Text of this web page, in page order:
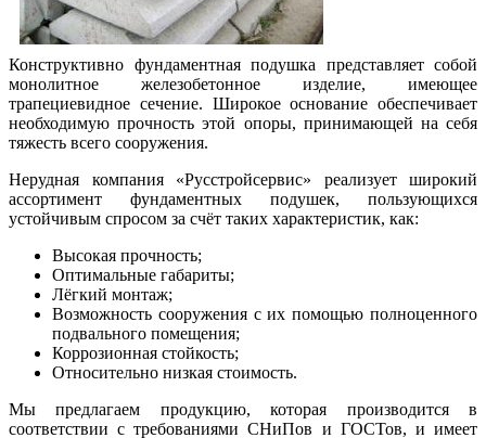
Конструктивно фундаментная подушка представляет собой
монолитное железобетонное изделие, имеющее
трапециевидное сечение. Широкое основание обеспечивает
необходимую прочность этой опоры, принимающей на себя
тяжесть всего сооружения.
Нерудная компания «Русстройсервис» реализует широкий
ассортимент фундаментных подушек, пользующихся
устойчивым спросом за счёт таких характеристик, как:
Высокая прочность;
Оптимальные габариты;
Лёгкий монтаж;
Возможность сооружения с их помощью полноценного
подвального помещения;
Коррозионная стойкость;
Относительно низкая стоимость.
Мы предлагаем продукцию, которая производится в
соответствии с требованиями СНиПов и ГОСТов, и имеет